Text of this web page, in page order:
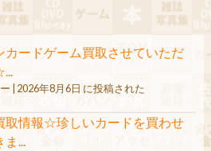
ードゲーム買取させていただ
2026年8月6日 に投稿された
情報☆珍しいカードを買わせ
ま...